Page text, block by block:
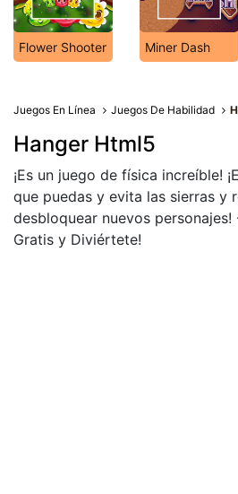
Flower Shooter Miner Dash
Juegos En Línea Juegos De Habilidad
Hanger Html5
¡Es un juego de física increíble!
que puedas y evita las sierras y
desbloquear nuevos
Gratis y Diviértete!